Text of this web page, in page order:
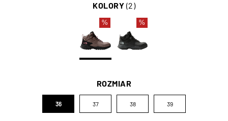
KOLORY (2)
% %
ROZMIAR
36 37 38 39